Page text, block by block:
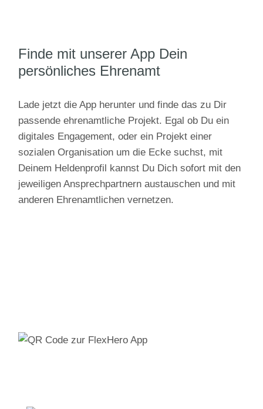
Finde mit unserer App Dein
persönliches Ehrenamt
Lade jetzt die App herunter und finde das zu Dir
passende ehrenamtliche Projekt. Egal ob Du ein
digitales Engagement, oder ein Projekt einer
sozialen Organisation um die Ecke suchst, mit
Deinem Heldenprofil kannst Du Dich sofort mit den
jeweiligen Ansprechpartnern austauschen und mit
anderen Ehrenamtlichen vernetzen.